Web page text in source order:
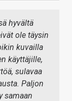
hyvältä
ole täysin
kuvailla
käyttäjille,
sulavaa
Paljon
samaan